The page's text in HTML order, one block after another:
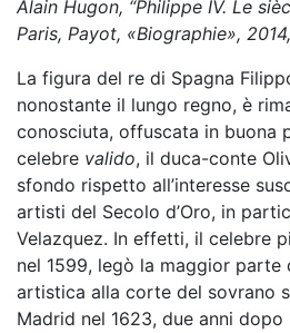
Alain Hugon, “Philippe IV. Le
Paris, Payot, «Biographie»,
La figura del re di Spagna
nonostante il lungo regno, è
conosciuta, offuscata in buona
celebre valido, il duca-conte
sfondo rispetto all’interesse
artisti del Secolo d’Oro, in
Velazquez. In effetti, il celebre
nel 1599, legò la maggior parte
artistica alla corte del sovrano
Madrid nel 1623, due anni dopo